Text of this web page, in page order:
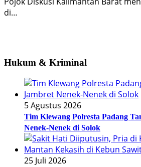
di…
Hukum & Kriminal
5 Agustus 2026
Tim Klewang Polresta Padang
Nenek-Nenek di Solok
25 Juli 2026